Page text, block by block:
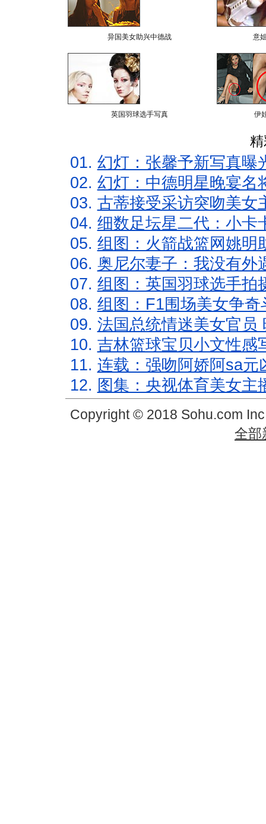
异国美女助兴中德战 意
英国羽球选手写真 伊
01. 幻灯：张馨予新写真曝
02. 幻灯：中德明星晚宴名
03. 古蒂接受采访突吻美女
04. 细数足坛星二代：小卡
05. 组图：火箭战篮网姚明
06. 奥尼尔妻子：我没有外
07. 组图：英国羽球选手拍
08. 组图：F1围场美女争
09. 法国总统情迷美女官员
10. 吉林篮球宝贝小文性感
11. 连载：强吻阿娇阿sa元
12. 图集：央视体育美女主
Copyright © 2018 Sohu.com
全部